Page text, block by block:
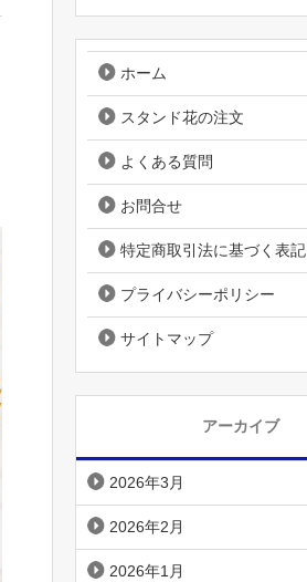
ホーム
スタンド花の注文
よくある質問
お問合せ
特定商取引法に基づく表記
プライバシーポリシー
サイトマップ
アーカイブ
2026年3月
2026年2月
2026年1月